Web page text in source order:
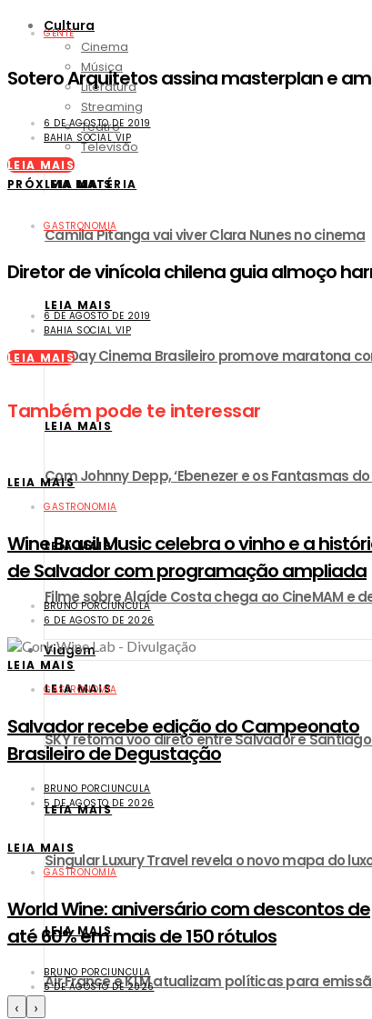
Cultura
Cinema
Música
Literatura
Streaming
Teatro
Televisão
LEIA MAIS
Camila Pitanga vai viver Clara Nunes no cinema
LEIA MAIS
UCI Day Cinema Brasileiro promove maratona
LEIA MAIS
Com Johnny Depp, ‘Ebenezer e os Fantasmas
LEIA MAIS
Filme sobre Alaíde Costa chega ao CineMAM e
Viagem
LEIA MAIS
SKY retoma voo direto entre Salvador e
LEIA MAIS
Singular Luxury Travel revela o novo mapa do
LEIA MAIS
Air France e KLM atualizam políticas para
GENTE
Sotero Arquitetos assina masterplan e
6 DE AGOSTO DE 2019
BAHIA SOCIAL VIP
LEIA MAIS
PRÓXIMA MATÉRIA
GASTRONOMIA
Diretor de vinícola chilena guia almoço
6 DE AGOSTO DE 2019
BAHIA SOCIAL VIP
LEIA MAIS
Também pode te interessar
LEIA MAIS
GASTRONOMIA
Wine Brasil Music celebra o vinho e a
de Salvador com programação ampliada
BRUNO PORCIUNCULA
6 DE AGOSTO DE 2026
LEIA MAIS
GASTRONOMIA
​Salvador recebe edição do Campeonato
Brasileiro de Degustação
BRUNO PORCIUNCULA
5 DE AGOSTO DE 2026
LEIA MAIS
GASTRONOMIA
World Wine: aniversário com descontos de
até 60% em mais de 150 rótulos
BRUNO PORCIUNCULA
5 DE AGOSTO DE 2026
‹ ›